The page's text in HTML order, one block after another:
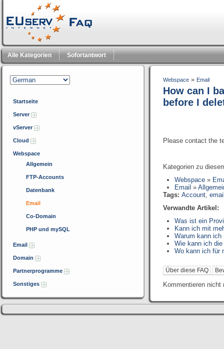
Alle Kategorien Sofortantwort
Startseite
Server
vServer
Cloud
Webspace
Allgemein
FTP-Accounts
Datenbank
Email
Co-Domain
PHP und mySQL
Email
Domain
Partnerprogramme
Sonstiges
Webspace » Email
How can I
before I
Please contact the
Kategorien zu
Webspace »
Email »
Tags: Account,
Verwandte Artikel:
Was ist ein
Kann ich mit
Warum kann ich
Wie kann ich
Wo kann ich für
Über diese FAQ
Kommentieren nicht